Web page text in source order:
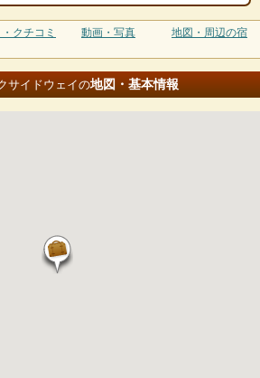
クチコミ 動画・写真 地図・周辺の宿
サイドウェイの地図・基本情報